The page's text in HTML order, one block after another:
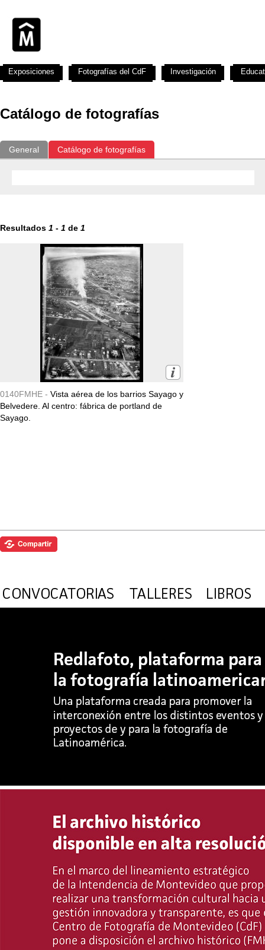
Catálogo de fotografías
General Catálogo de fotografías
Resultados 1 - 1 de 1
0140FMHE - Vista aérea de los barrios Sayago y
Belvedere. Al centro: fábrica de portland de
Sayago.
Exposiciones Fotografías del CdF Investigación